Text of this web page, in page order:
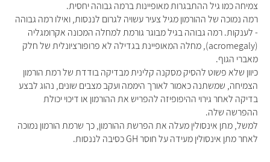
צמיחה כמו גיל ההתבגרות מאופיינות ברמה גבוהה יחסית.
רמה נמוכה של ההורמון מגיל צעיר עשויה לגרום לננסות, ואילו רמה גבוהה
- לענקות. רמה גבוהה בגיל מבוגר גורמת למחלה המכונה אקרומגליה
(acromegaly), מחלה המאופיינת בגדילה לא פרופורציונלית של חלק
מאברי הגוף.
כיוון שלא פשוט להסיק מסקנה קלינית מבדיקה בודדת של רמת הורמון
הצמיחה, שמשתנה כאמור לאורך היממה ועקב מצבים שונים, נהוג לבצע
בדיקה לאחר גירוי ההיפופיזה להפריש את ההורמון או דיכוי יכולת
ההפרשה שלה.
למשל, מתן אינסולין מעלה את הפרשת ההורמון, כך שרמת הורמון נמוכה
לאחר מתן אינסולין מעידה על חוסר GH כסיבה לננסות.